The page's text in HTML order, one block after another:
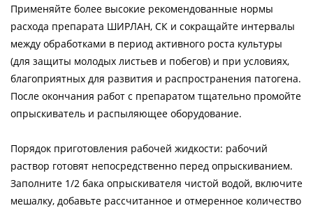
Применяйте более высокие рекомендованные нормы
расхода препарата ШИРЛАН, СК и сокращайте интервалы
между обработками в период активного роста культуры
(для защиты молодых листьев и побегов) и при условиях,
благоприятных для развития и распространения патогена.
После окончания работ с препаратом тщательно промойте
опрыскиватель и распыляющее оборудование.
Порядок приготовления рабочей жидкости: рабочий
раствор готовят непосредственно перед опрыскиванием.
Заполните 1/2 бака опрыскивателя чистой водой, включите
мешалку, добавьте рассчитанное и отмеренное количество